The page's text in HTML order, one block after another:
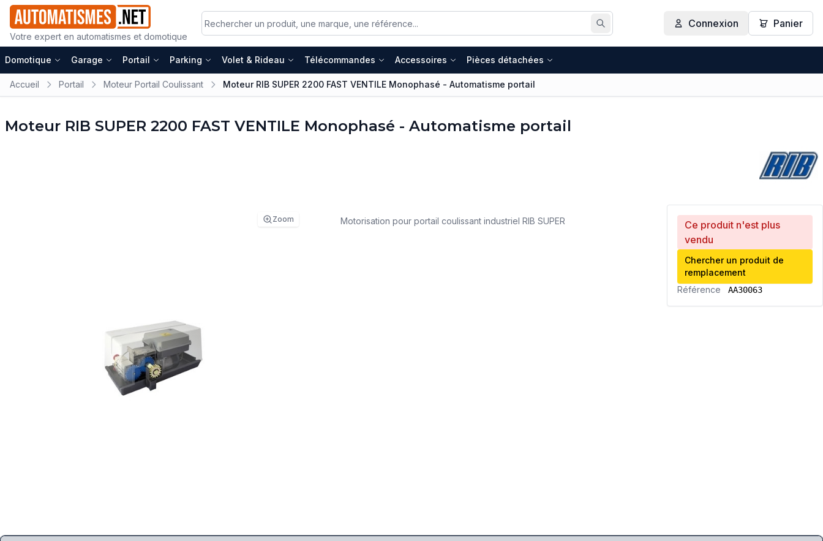
Votre expert en automatismes et domotique
Rechercher
Connexion Panier
Domotique Garage Portail Parking Volet & Rideau Télécommandes Accessoires Pièces détachées
Accueil Portail Moteur Portail Coulissant Moteur RIB SUPER 2200 FAST VENTILE Monophasé - Automatisme portail
Moteur RIB SUPER 2200 FAST VENTILE Monophasé - Automatisme portail
Zoom
Ce produit n'est plus
vendu
Chercher un produit de
remplacement
Référence
AA30063
Motorisation pour portail coulissant industriel RIB SUPER